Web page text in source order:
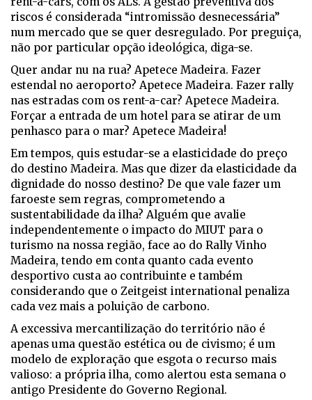
riscos é considerada “intromissão desnecessária”
num mercado que se quer desregulado. Por preguiça,
não por particular opção ideológica, diga-se.
Quer andar nu na rua? Apetece Madeira. Fazer
estendal no aeroporto? Apetece Madeira. Fazer rally
nas estradas com os rent-a-car? Apetece Madeira.
Forçar a entrada de um hotel para se atirar de um
penhasco para o mar? Apetece Madeira!
Em tempos, quis estudar-se a elasticidade do preço
do destino Madeira. Mas que dizer da elasticidade da
dignidade do nosso destino? De que vale fazer um
faroeste sem regras, comprometendo a
sustentabilidade da ilha? Alguém que avalie
independentemente o impacto do MIUT para o
turismo na nossa região, face ao do Rally Vinho
Madeira, tendo em conta quanto cada evento
desportivo custa ao contribuinte e também
considerando que o Zeitgeist international penaliza
cada vez mais a poluição de carbono.
A excessiva mercantilização do território não é
apenas uma questão estética ou de civismo; é um
modelo de exploração que esgota o recurso mais
valioso: a própria ilha, como alertou esta semana o
antigo Presidente do Governo Regional.